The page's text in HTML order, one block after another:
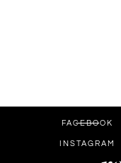
FACEBOOK
INSTAGRAM